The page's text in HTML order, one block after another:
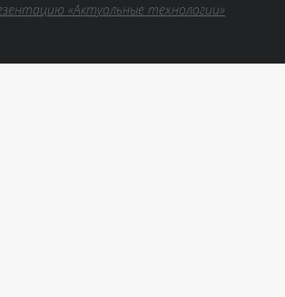
«Актуальные технологии»